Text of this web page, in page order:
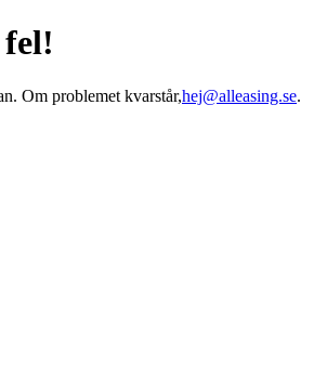
Om problemet kvarstår,hej@alleasing.se.